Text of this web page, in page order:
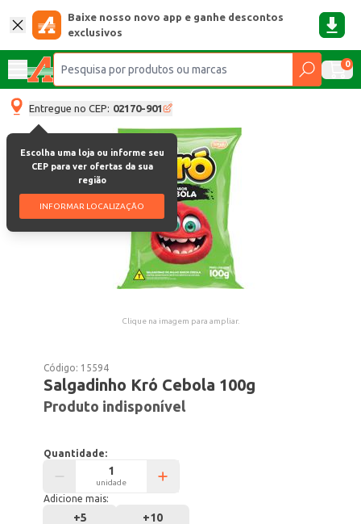
Baixe nosso novo app e ganhe descontos
exclusivos
0
Entregue no CEP: 02170-901
Escolha uma loja ou informe seu
CEP para ver ofertas da sua
região
INFORMAR LOCALIZAÇÃO
Clique na imagem para ampliar.
Código: 15594
Salgadinho Kró Cebola 100g
Produto indisponível
Quantidade:
unidade
Adicione mais:
+5 +10